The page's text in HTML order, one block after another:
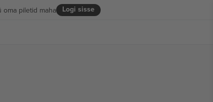
Logi sisse
oma piletid maha